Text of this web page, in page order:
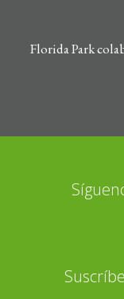
Florida Park